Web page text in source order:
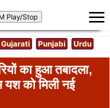
Gujarati Punjabi Urdu
का हुआ तबादला,
यश को मिली नई